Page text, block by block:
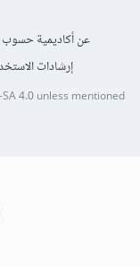
عن أكاديمية حسوب
إرشادات
SA 4.0unless mentioned